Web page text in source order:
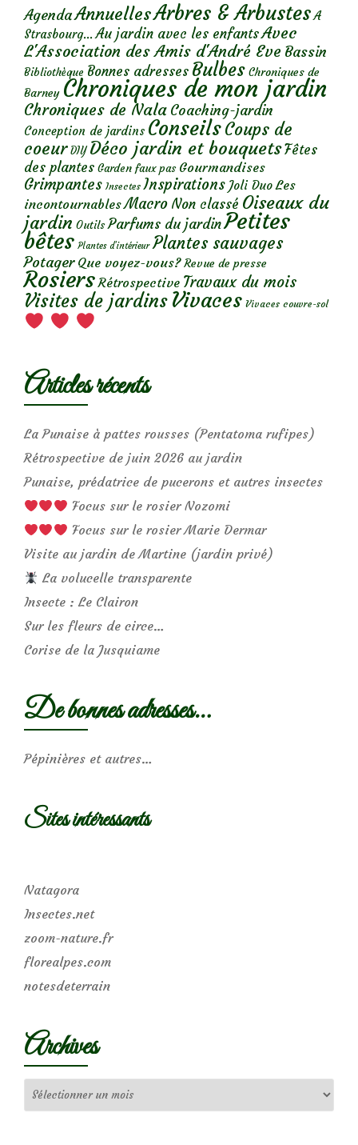
AgendaAnnuellesArbres & Arbustes A
Strasbourg... Au jardin avec les enfantsAvec
L'Association des Amis d'André Eve Bassin
Bibliothèque Bonnes adresses Bulbes Chroniques de
Barney Chroniques de mon jardin
Chroniques de Nala Coaching-jardin
Conception de jardins ConseilsCoups de
coeur DIY Déco jardin et bouquetsFêtes
des plantes Garden faux pas Gourmandises
Grimpantes Insectes Inspirations Joli Duo Les
incontournables Macro Non classé Oiseaux du
jardin Outils Parfums du jardinPetites
bêtes Plantes d’intérieur Plantes sauvages
Potager Que voyez-vous? Revue de presse
Rosiers Rétrospective Travaux du mois
Visites de jardins Vivaces Vivaces couvre-sol
Articles récents
La Punaise à pattes rousses (Pentatoma rufipes)
Rétrospective de juin 2026 au jardin
Punaise, prédatrice de pucerons et autres insectes
Focus sur le rosier Nozomi
Focus sur le rosier Marie Dermar
Visite au jardin de Martine (jardin privé)
La volucelle transparente
Insecte : Le Clairon
Sur les fleurs de circe…
Corise de la Jusquiame
De bonnes adresses…
Pépinières et autres…
Sites intéressants
Natagora
Insectes.net
zoom-nature.fr
florealpes.com
notesdeterrain
Archives